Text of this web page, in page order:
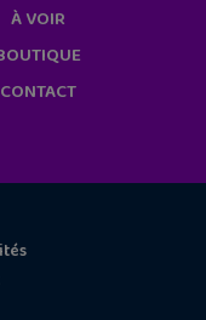
À VOIR
CONTACT